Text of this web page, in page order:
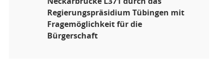
Regierungspräsidium Tübingen mit
Fragemöglichkeit für die
Bürgerschaft